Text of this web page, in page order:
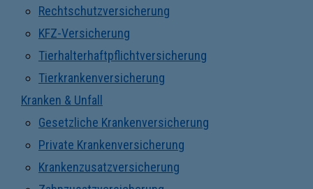
Rechtschutzversicherung
KFZ-Versicherung
Tierhalterhaftpflichtversicherung
Tierkrankenversicherung
Kranken & Unfall
Gesetzliche Krankenversicherung
Private Krankenversicherung
Krankenzusatzversicherung